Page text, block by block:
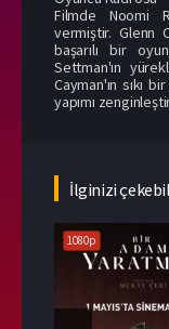
Filmde Noomi
vermiştir. Glenn
başarılı bir
Settman'ın
Cayman'ın sıkı
yapımı
İlginizi
1080p